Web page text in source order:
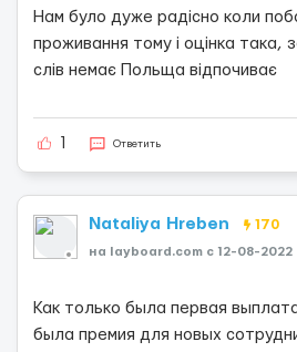
Нам було дуже радісно коли
проживання тому і оцінка така,
слів немає Польща відпочиває
Ответить
Nataliya Hreben 170
на layboard.com c 12-08-2022
Как только была первая
была премия для новых